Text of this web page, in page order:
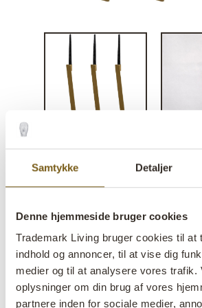
Samtykke Detaljer
Denne hjemmeside bruger cookies
Trademark Living bruger cookies til at
indhold og annoncer, til at vise dig
medier og til at analysere vores trafik.
oplysninger om din brug af vores
partnere inden for sociale medier,
Væglysestage -
lens På lager
SALE
Varenr: M15105
Colli: 4 Stk